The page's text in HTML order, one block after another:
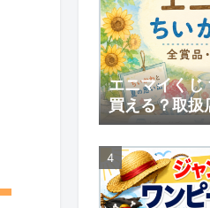
エニマイく
買える？取扱
スト賞まとめ